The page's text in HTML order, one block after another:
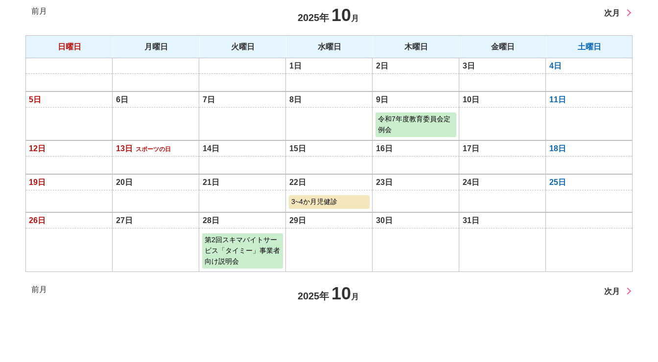
前月
2025年 10 月
次月
日曜日 月曜日 火曜日 水曜日 木曜日 金曜日 土曜日
1日 2日 3日 4日
5日 6日 7日 8日 9日 10日 11日
令和7年度教育委員会定
例会
12日 13日 スポーツの日 14日 15日 16日 17日 18日
19日 20日 21日 22日 23日 24日 25日
3~4か月児健診
26日 27日 28日 29日 30日 31日
第2回スキマバイトサー
ビス「タイミー」事業者
向け説明会
前月
2025年 10 月
次月